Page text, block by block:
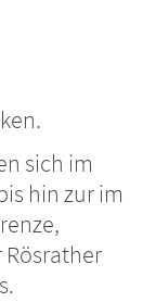
sich im
hin zur im